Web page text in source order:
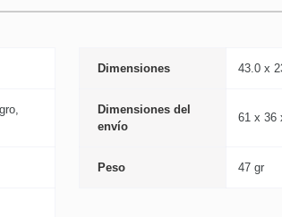
Dimensiones 43.0 x
Dimensiones del
envío
61 x 36
Peso 47 gr